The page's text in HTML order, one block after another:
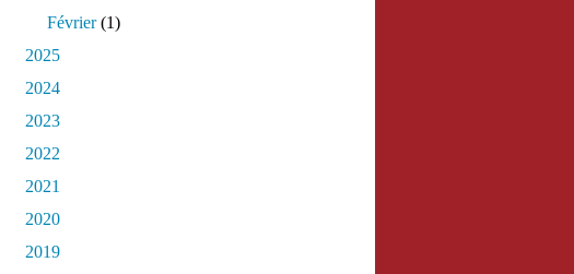
Février(1)
2025
2024
2023
2022
2021
2020
2019